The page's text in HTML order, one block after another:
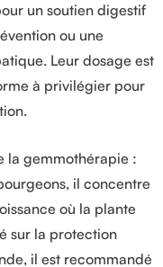
un soutien digestif
ou une
Leur dosage est
à privilégier pour
la gemmothérapie :
il concentre
où la plante
sur la protection
il est recommandé